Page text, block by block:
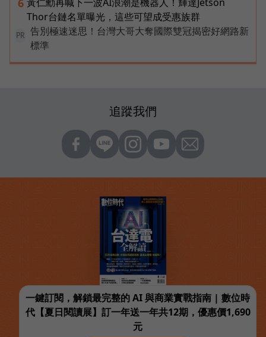
6
Thor台鏈名單曝光，這些可望成受惠族群
PR
告別極速迷思！台灣大哥大奪國際雙冠揭密好網路新
標準
追蹤我們
一鍵訂閱，解鎖最完整的 AI 與商業實戰指南 | 數位時
代【夏日閱讀展】訂一年送一年共12期，優惠價1,690
元